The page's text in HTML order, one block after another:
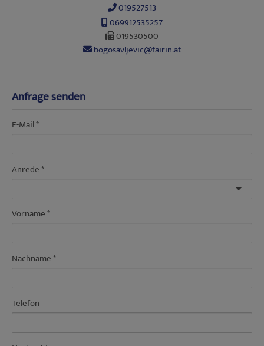
019527513
069912535257
019530500
bogosavljevic@fairin.at
Anfrage senden
E-Mail
Anrede
Vorname
Nachname
Telefon